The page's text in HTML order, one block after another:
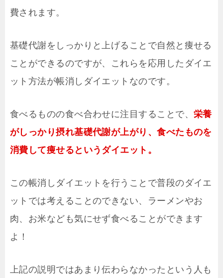
費されます。
基礎代謝をしっかりと上げることで自然と痩せる
ことができるのですが、これらを応用したダイエ
ット方法が帳消しダイエットなのです。
食べるものの食べ合わせに注目することで、 栄養
がしっかり摂れ基礎代謝が上がり、食べたものを
消費して痩せるというダイエット。
この帳消しダイエットを行うことで普段のダイエ
ットでは考えることのできない、ラーメンやお
肉、お米なども気にせず食べることができます
よ！
上記の説明ではあまり伝わらなかったという人も